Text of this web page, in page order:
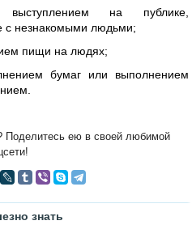
на публике,
незнакомыми людьми;
пищи на людях;
бумаг или выполнением
Поделитесь ею в своей любимой
знать